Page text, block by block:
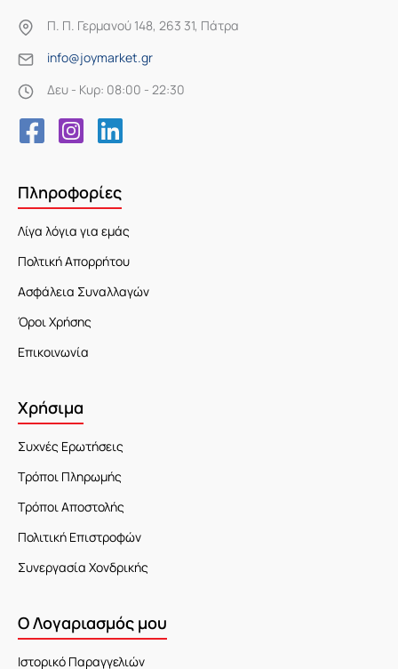
Π. Π. Γερμανού 148, 263 31, Πάτρα
info@joymarket.gr
Δευ - Κυρ: 08:00 - 22:30
Πληροφορίες
Λίγα λόγια για εμάς
Πολτική Απορρήτου
Ασφάλεια Συναλλαγών
Όροι Χρήσης
Επικοινωνία
Χρήσιμα
Συχνές Ερωτήσεις
Τρόποι Πληρωμής
Τρόποι Αποστολής
Πολιτική Επιστροφών
Συνεργασία Χονδρικής
Ο Λογαριασμός μου
Ιστορικό Παραγγελιών